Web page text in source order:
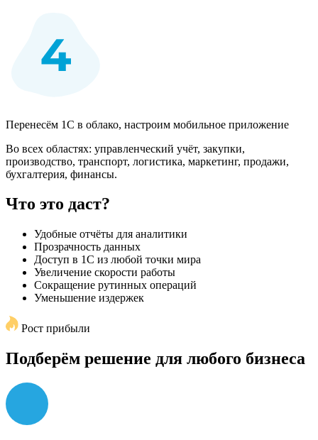
Перенесём 1С в облако, настроим мобильное приложение
Во всех областях: управленческий учёт, закупки,
производство, транспорт, логистика, маркетинг, продажи,
бухгалтерия, финансы.
Что это даст?
Удобные отчёты для аналитики
Прозрачность данных
Доступ в 1С из любой точки мира
Увеличение скорости работы
Сокращение рутинных операций
Уменьшение издержек
Рост прибыли
Подберём решение для любого бизнеса